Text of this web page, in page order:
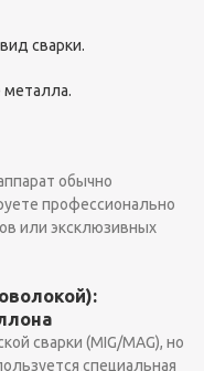
сварки.
металла.
обычно
профессионально
или эксклюзивных
сварки (MIG/MAG), но
специальная